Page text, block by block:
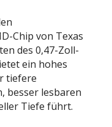
Chip von Texas
des 0,47-Zoll-
ein hohes
tiefere
besser lesbaren
Tiefe führt.